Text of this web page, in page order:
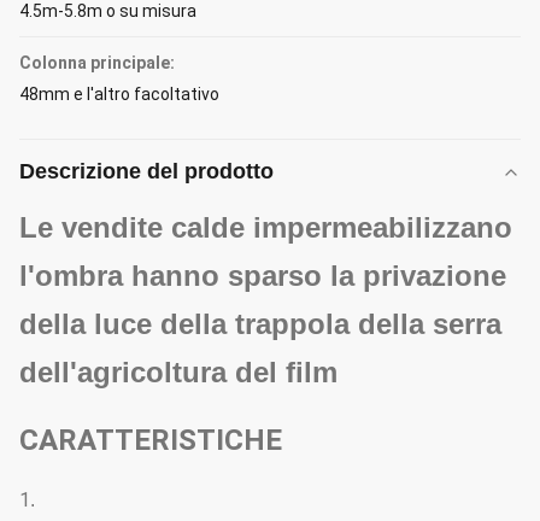
4.5m-5.8m o su misura
Colonna principale:
48mm e l'altro facoltativo
Descrizione del prodotto
Le vendite calde impermeabilizzano
l'ombra hanno sparso la privazione
della luce della trappola della serra
dell'agricoltura del film
CARATTERISTICHE
1 .